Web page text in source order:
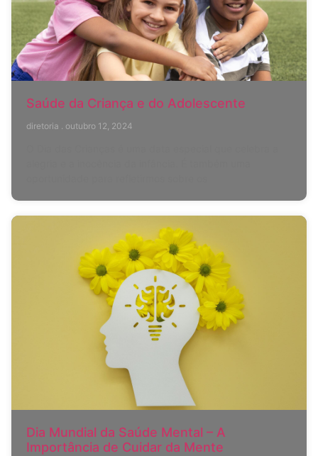
Saúde da Criança e do Adolescente
diretoria outubro 12, 2024
Dia Mundial da Saúde Mental – A
Importância de Cuidar da Mente